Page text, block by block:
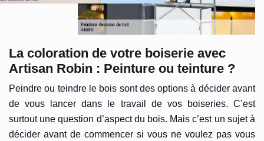
La coloration de votre boiserie avec
Artisan Robin : Peinture ou teinture ?
Peindre ou teindre le bois sont des options à décider avant
de vous lancer dans le travail de vos boiseries. C’est
surtout une question d’aspect du bois. Mais c’est un sujet à
décider avant de commencer si vous ne voulez pas vous